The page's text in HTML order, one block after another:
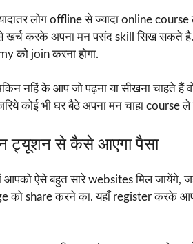
लोग offline से ज्यादा online
खर्च करके अपना मन पसंद skill सिख सकते
को join करना होगा.
नहिं के आप जो पढ़ना या सीखना चाहते हैं
कोई भी घर बैठे अपना मन चाहा course
ट्यूशन से कैसे आएगा पैसा
आपको ऐसे बहुत सारे websites मिल
को share करने का. यहाँ register करके